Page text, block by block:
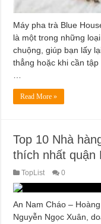
Máy pha trà Blue
là một trong những
chuộng, giúp bạn lấy
thẳng hoặc khi cần
Read More »
Top 10 Nhà
thích nhất quận
TopList 0
An Nam Cháo –
Nguyễn Ngọc Xuân,